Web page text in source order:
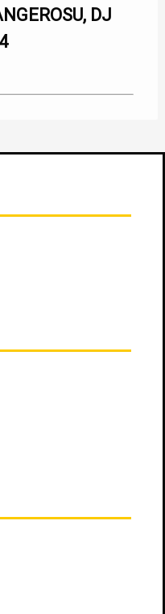
DJ